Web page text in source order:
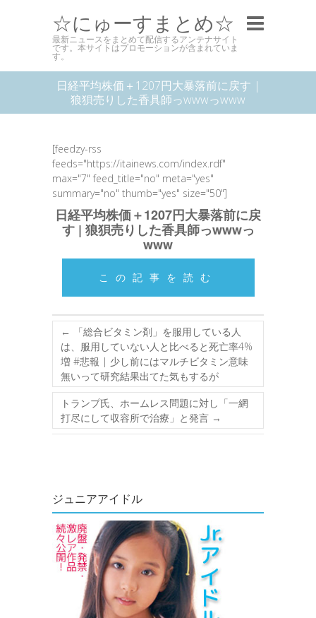
☆にゅーすまとめ☆
最新ニュースをまとめて配信するアンテナサイト
です。本サイトはプロモーションが含まれていま
す。
日経平均株価＋1207円大暴落前に戻す |
狼狽売りした香具師っwwwっwww
[feedzy-rss
feeds="https://itainews.com/index.rdf"
max="7" feed_title="no" meta="yes"
summary="no" thumb="yes" size="50"]
日経平均株価＋1207円大暴落前に戻
す | 狼狽売りした香具師っwwwっ
www
この記事を読む
←
「総合ビタミン剤」を服用している人
は、服用していない人と比べると死亡率4%
増 #悲報 | 少し前にはマルチビタミン意味
無いって研究結果出てた気もするが
トランプ氏、ホームレス問題に対し「一網
打尽にして収容所で治療」と発言 →
ジュニアアイドル